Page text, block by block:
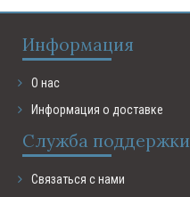
Информация
О нас
Информация о доставке
Служба поддержки
Связаться с нами